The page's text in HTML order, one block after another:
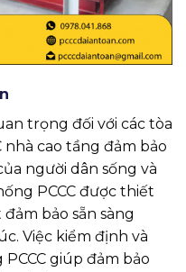
trọng đối với các tòa
nhà cao tầng đảm bảo
người dân sống và
PCCC được thiết
bảo sẵn sàng
Việc kiểm định và
giúp đảm bảo